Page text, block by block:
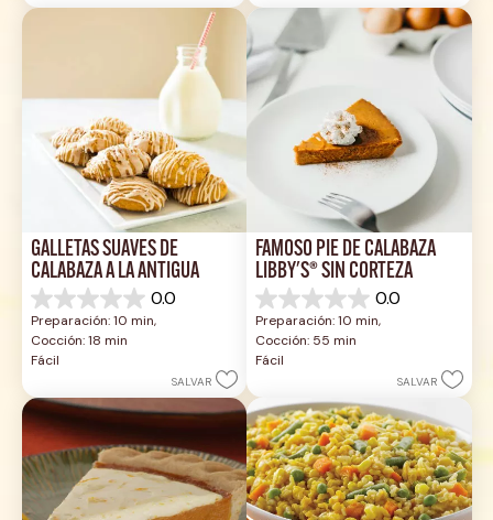
reseña
reseñas
GALLETAS SUAVES DE
CALABAZA A LA ANTIGUA
0.0
0.0
de
5
estrellas.
Preparación: 10 min,
Cocción: 18 min
Fácil
SALVAR
FAMOSO PIE DE CALABAZA
LIBBY'S® SIN CORTEZA
0.0
0.0
de
5
estrellas.
Preparación: 10 min,
Cocción: 55 min
Fácil
SALVAR